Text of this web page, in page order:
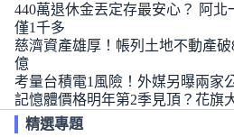
440萬退休金丟定存最安心？ 阿北
僅1千多
慈濟資產雄厚！帳列土地不動產
億
考量台積電1風險！外媒另曝兩家
記憶體價格明年第2季見頂？花旗
精選專題